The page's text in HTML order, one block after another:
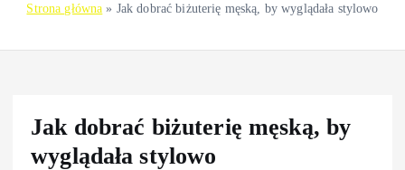
t
Strona główna » Jak dobrać biżuterię męską, by wyglądała stylowo
Jak dobrać biżuterię męską, by
wyglądała stylowo